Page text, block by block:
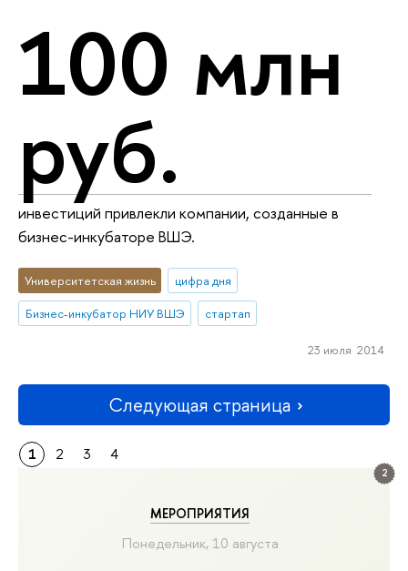
2
МЕРОПРИЯТИЯ
Понедельник, 10 августа
100 млн
руб.
инвестиций привлекли компании, созданные в
бизнес-инкубаторе ВШЭ.
Университетская жизнь
цифра дня
Бизнес-инкубатор НИУ ВШЭ
стартап
23 июля 2014
Следующая страница
1 2 3 4